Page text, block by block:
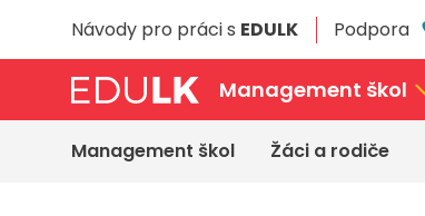
Návody pro práci s EDULK Podpora
Management škol
Management škol Žáci a rodiče